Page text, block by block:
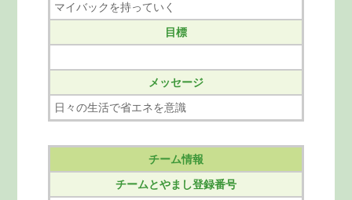
マイバックを持っていく
目標
メッセージ
日々の生活で省エネを意識
チーム情報
チームとやまし登録番号